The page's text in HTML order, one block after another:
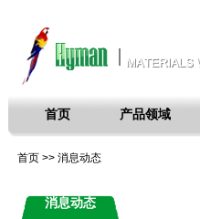
首页 产品领域
首页 >> 消息动态
消息动态